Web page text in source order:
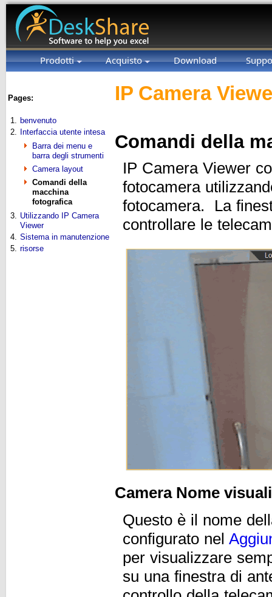
Prodotti Acquisto Download
Pages:
1. benvenuto
2.
Interfaccia utente intesa
Barra dei menu e
barra degli strumenti
Camera layout
Comandi della
macchina
fotografica
3. Utilizzando IP Camera
Viewer
4. Sistema in manutenzione
5. risorse
IP Camera
Comandi della
IP Camera Viewer
fotocamera
fotocamera. La
controllare le
Camera Nome
Questo è il nome
configurato nel
per visualizzare
su una finestra di